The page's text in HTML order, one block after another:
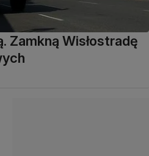
Zamkną Wisłostradę